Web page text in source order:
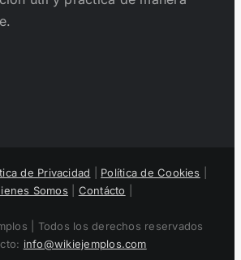
de Privacidad Política de Cookies
Somos
Contácto
| Todos los derechos reservados
info@wikiejemplos.com